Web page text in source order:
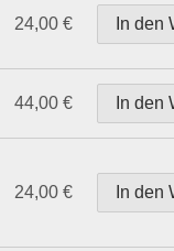
24,00 €
44,00 €
24,00 €